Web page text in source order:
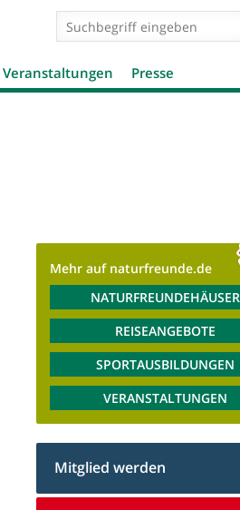
Suchformular
Veranstaltungen Presse
Mehr auf naturfreunde.de
NATURFREUNDEHÄUSER
REISEANGEBOTE
SPORTAUSBILDUNGEN
VERANSTALTUNGEN
Mitglied werden